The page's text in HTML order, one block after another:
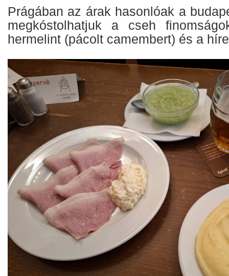
Prágában az árak hasonlóak a
megkóstolhatjuk a cseh
hermelint (pácolt camembert) és a